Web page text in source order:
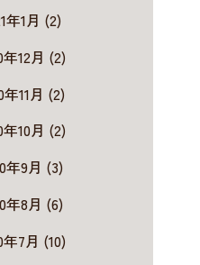
年1月 (2)
12月 (2)
年11月 (2)
10月 (2)
年9月 (3)
年8月 (6)
7月 (10)